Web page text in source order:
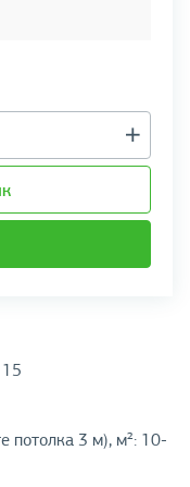
потолка 3 м), м²: 10-